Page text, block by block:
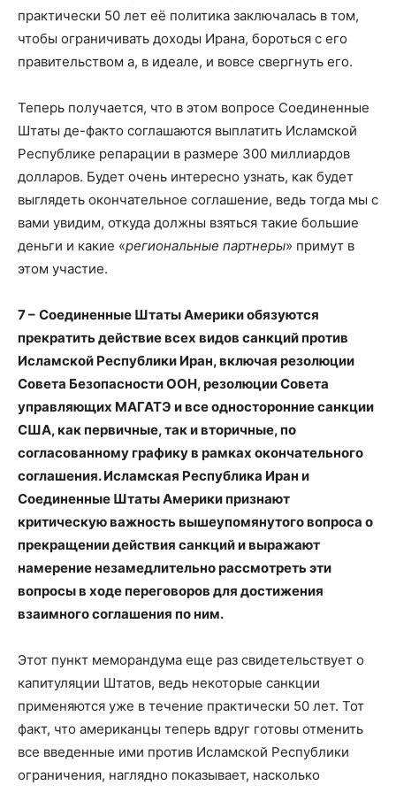
практически 50 лет её политика заключалась в том,
чтобы ограничивать доходы Ирана, бороться с его
правительством а, в идеале, и вовсе свергнуть его.
Теперь получается, что в этом вопросе Соединенные
Штаты де-факто соглашаются выплатить Исламской
Республике репарации в размере 300 миллиардов
долларов. Будет очень интересно узнать, как будет
выглядеть окончательное соглашение, ведь тогда мы с
вами увидим, откуда должны взяться такие большие
деньги и какие «региональные партнеры» примут в
этом участие.
7 – Соединенные Штаты Америки обязуются
прекратить действие всех видов санкций против
Исламской Республики Иран, включая резолюции
Совета Безопасности ООН, резолюции Совета
управляющих МАГАТЭ и все односторонние санкции
США, как первичные, так и вторичные, по
согласованному графику в рамках окончательного
соглашения. Исламская Республика Иран и
Соединенные Штаты Америки признают
критическую важность вышеупомянутого вопроса о
прекращении действия санкций и выражают
намерение незамедлительно рассмотреть эти
вопросы в ходе переговоров для достижения
взаимного соглашения по ним.
Этот пункт меморандума еще раз свидетельствует о
капитуляции Штатов, ведь некоторые санкции
применяются уже в течение практически 50 лет. Тот
факт, что американцы теперь вдруг готовы отменить
все введенные ими против Исламской Республики
ограничения, наглядно показывает, насколько